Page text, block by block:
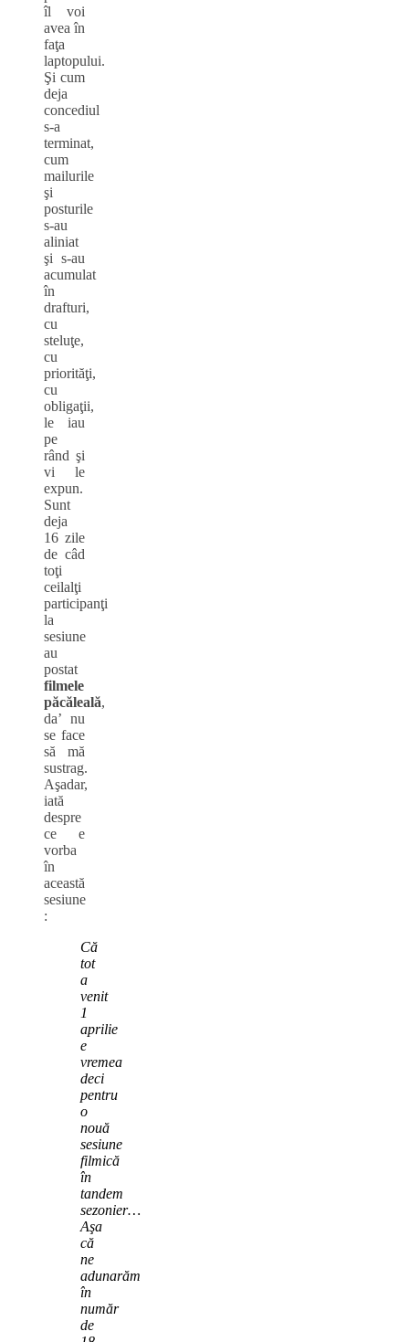
îl voi
avea în
faţa
laptopului.
Şi cum
deja
concediul
s-a
terminat,
cum
mailurile
şi
posturile
s-au
aliniat
şi s-au
acumulat
în
drafturi,
cu
steluţe,
cu
priorităţi,
cu
obligaţii,
le iau
pe
rând şi
vi le
expun.
Sunt
deja
16 zile
de câd
toţi
ceilalţi
participanţi
la
sesiune
au
postat
filmele
păcăleală,
da’ nu
se face
să mă
sustrag.
Aşadar,
iată
despre
ce e
vorba
în
această
sesiune
:
Că
tot
a
venit
1
aprilie
e
vremea
deci
pentru
o
nouă
sesiune
filmică
în
tandem
sezonier…
Aşa
că
ne
adunarăm
în
număr
de